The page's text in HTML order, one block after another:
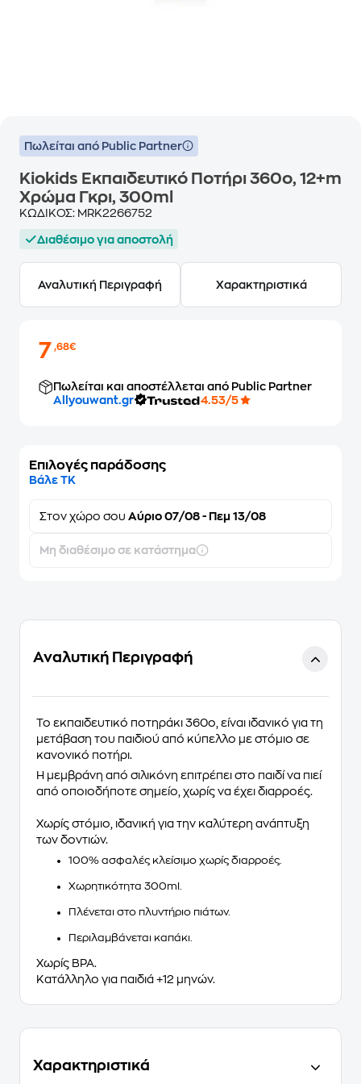
Πωλείται από Public Partner
Kiokids Εκπαιδευτικό Ποτήρι 360ο, 12+m
Χρώμα Γκρι, 300ml
ΚΩΔΙΚΟΣ: MRK2266752
Διαθέσιμο για αποστολή
Αναλυτική Περιγραφή Χαρακτηριστικά
7,68€
Πωλείται και αποστέλλεται από Public Partner
Allyouwant.gr
4.53/5
Επιλογές παράδοσης
Βάλε ΤΚ
Στον χώρο σου Αύριο 07/08 - Πεμ 13/08
Μη διαθέσιμο σε κατάστημα
Αναλυτική Περιγραφή
Το εκπαιδευτικό ποτηράκι 360ο, είναι ιδανικό για τη
μετάβαση του παιδιού από κύπελλο με στόμιο σε
κανονικό ποτήρι.
Η μεμβράνη από σιλικόνη επιτρέπει στο παιδί να πιεί
από οποιοδήποτε σημείο, χωρίς να έχει διαρροές.
Χωρίς στόμιο, ιδανική για την καλύτερη ανάπτυξη
των δοντιών.
100% ασφαλές κλείσιμο χωρίς διαρροές.
Χωρητικότητα 300ml.
Πλένεται στο πλυντήριο πιάτων.
Περιλαμβάνεται καπάκι.
Χωρίς BPA.
Κατάλληλο για παιδιά +12 μηνών.
Χαρακτηριστικά